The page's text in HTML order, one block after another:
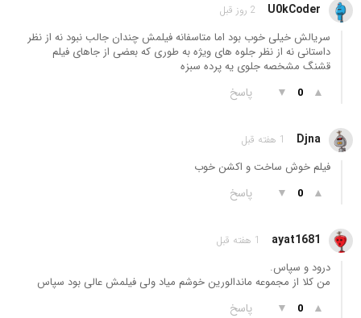
U0kCoder 2 روز قبل
سریالش خیلی خوب بود اما متاسفانه فیلمش چندان جالب نبود نه از نظر
داستانی نه از نظر جلوه های ویژه به طوری که بعضی از جاهای فیلم
قشنگ مشخصه جلوی یه پرده سبزه
▲
0
▼ پاسخ
Djna 1 هفته قبل
فیلم خوش ساخت و اکشن خوب
▲
0
▼ پاسخ
ayat1681 1 هفته قبل
درود و سپاس.
من کلا از مجموعه ماندالورین خوشم میاد ولی فیلمش عالی بود سپاس
▲
0
▼ پاسخ